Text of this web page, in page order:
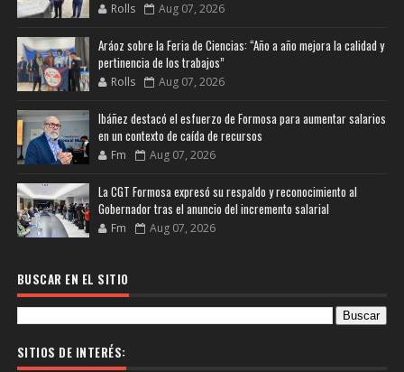
Rolls Aug 07, 2026
Aráoz sobre la Feria de Ciencias: “Año a año mejora la calidad y
pertinencia de los trabajos”
Rolls Aug 07, 2026
Ibáñez destacó el esfuerzo de Formosa para aumentar salarios
en un contexto de caída de recursos
Fm Aug 07, 2026
La CGT Formosa expresó su respaldo y reconocimiento al
Gobernador tras el anuncio del incremento salarial
Fm Aug 07, 2026
BUSCAR EN EL SITIO
SITIOS DE INTERÉS: